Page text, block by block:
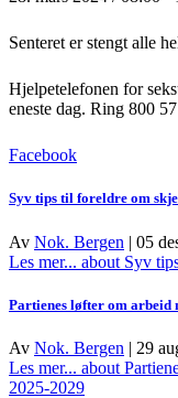
Senteret er stengt alle
Hjelpetelefonen for
eneste dag. Ring 800
Facebook
Syv tips til foreldre om
Av Nok. Bergen | 05
Les mer... about Syv
Partienes løfter om arbeid
Av Nok. Bergen | 29
Les mer... about
2025-2029